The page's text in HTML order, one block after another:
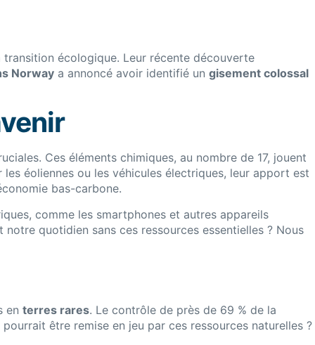
écologique. Leur récente découverte
Norway a annoncé avoir identifié un gisement colossal
Ces éléments chimiques, au nombre de 17, jouent
éoliennes ou les véhicules électriques, leur apport est
bas-carbone.
comme les smartphones et autres appareils
quotidien sans ces ressources essentielles ? Nous
en terres rares. Le contrôle de près de 69 % de la
être remise en jeu par ces ressources naturelles ?